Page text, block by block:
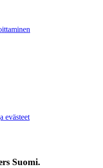
evästeet
Suomi.